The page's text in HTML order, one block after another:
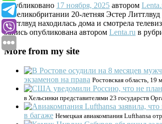
Опубликовано 17 ноября, 2025 автором
В Великобритании 20-летняя Эстер
Литтлвуд находилась дома и смотрела
Запись опубликована автором Lenta.ru в
More from my site
экзаменов на права Ростовская область,
в Хельсинки представителями 23 государств
в багаже Немецкая авиакомпания Lufthansa